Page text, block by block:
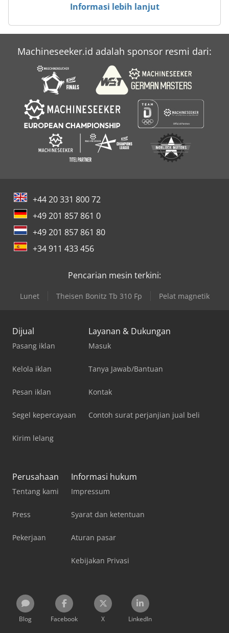
Informasi lebih lanjut
Machineseeker.id adalah sponsor resmi dari:
+44 20 331 800 72
+49 201 857 861 0
+49 201 857 861 80
+34 911 433 456
Pencarian mesin terkini:
Lunet Theisen Bonitz Tb 310 Fp Pelat magnetik
Dijual
Pasang iklan
Kelola iklan
Pesan iklan
Segel kepercayaan
Kirim lelang
Layanan & Dukungan
Masuk
Tanya Jawab/Bantuan
Kontak
Contoh surat perjanjian jual beli
Perusahaan
Tentang kami
Press
Pekerjaan
Informasi hukum
Impressum
Syarat dan ketentuan
Aturan pasar
Kebijakan Privasi
Blog Facebook X LinkedIn